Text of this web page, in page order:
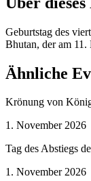
Geburtstag des
Bhutan, der am
Ähnliche
Krönung von
1. November 2026
Tag des Abstiegs
1. November 2026